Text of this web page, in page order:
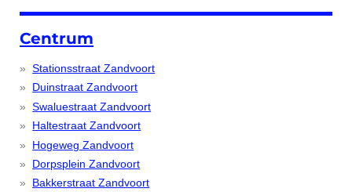
Centrum
Stationsstraat Zandvoort
Duinstraat Zandvoort
Swaluestraat Zandvoort
Haltestraat Zandvoort
Hogeweg Zandvoort
Dorpsplein Zandvoort
Bakkerstraat Zandvoort